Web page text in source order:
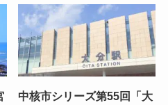
中核市シリーズ第55回「大